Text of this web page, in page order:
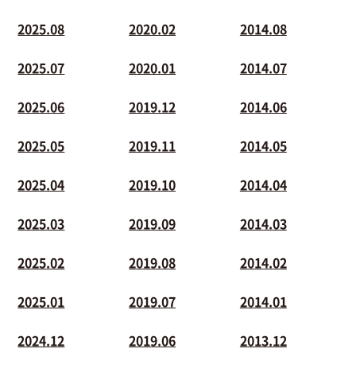
2025.08
2025.07
2025.06
2025.05
2025.04
2025.03
2025.02
2025.01
2024.12
2020.02
2020.01
2019.12
2019.11
2019.10
2019.09
2019.08
2019.07
2019.06
2014.08
2014.07
2014.06
2014.05
2014.04
2014.03
2014.02
2014.01
2013.12